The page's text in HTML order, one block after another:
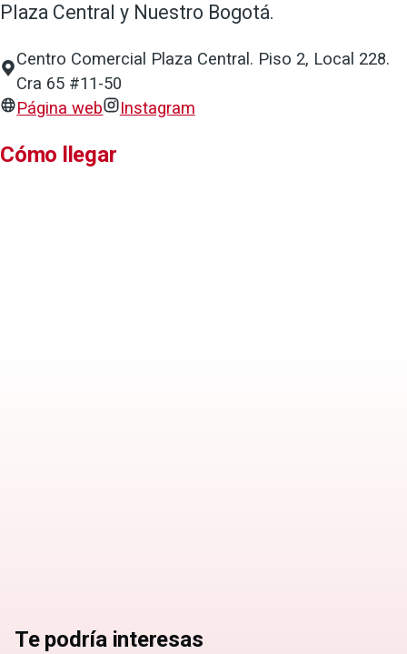
Plaza Central y Nuestro Bogotá.
Centro Comercial Plaza Central. Piso 2, Local 228.
Cra 65 #11-50
Página web
Instagram
Cómo llegar
Te podría interesas